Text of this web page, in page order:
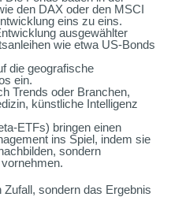
den DAX oder den MSCI
eins zu eins.
ausgewählter
wie etwa US-Bonds
die geografische
ein.
Trends oder Branchen,
künstliche Intelligenz
ETFs) bringen einen
ins Spiel, indem sie
sondern
sondern das Ergebnis